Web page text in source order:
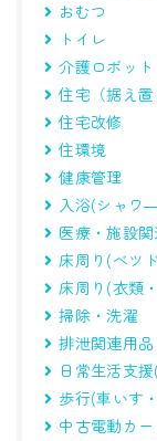
おむつ
トイレ
介護ロボット
住宅（据え置
住宅改修
住環境
健康管理
入浴(シャワ
医療・施設
床周り(べツ
床周り(衣類
掃除・洗濯
排泄関連用品
日常生活支
歩行(車いす
中古電動カー